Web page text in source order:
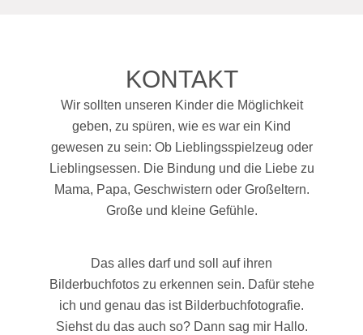
KONTAKT
Wir sollten unseren Kinder die Möglichkeit
geben, zu spüren, wie es war ein Kind
gewesen zu sein: Ob Lieblingsspielzeug oder
Lieblingsessen. Die Bindung und die Liebe zu
Mama, Papa, Geschwistern oder Großeltern.
Große und kleine Gefühle.
Das alles darf und soll auf ihren
Bilderbuchfotos zu erkennen sein. Dafür stehe
ich und genau das ist Bilderbuchfotografie.
Siehst du das auch so? Dann sag mir Hallo.